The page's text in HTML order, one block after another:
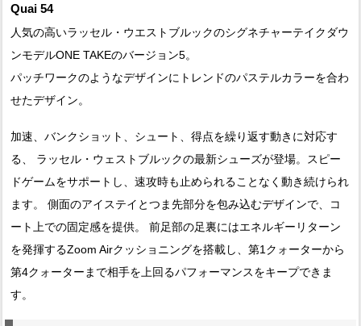
Quai 54
人気の高いラッセル・ウエストブルックのシグネチャーテイクダウ
ンモデルONE TAKEのバージョン5。
パッチワークのようなデザインにトレンドのパステルカラーを合わ
せたデザイン。
加速、バンクショット、シュート、得点を繰り返す動きに対応す
る、 ラッセル・ウェストブルックの最新シューズが登場。スピー
ドゲームをサポートし、速攻時も止められることなく動き続けられ
ます。 側面のアイステイとつま先部分を包み込むデザインで、コ
ート上での固定感を提供。 前足部の足裏にはエネルギーリターン
を発揮するZoom Airクッショニングを搭載し、第1クォーターから
第4クォーターまで相手を上回るパフォーマンスをキープできま
す。